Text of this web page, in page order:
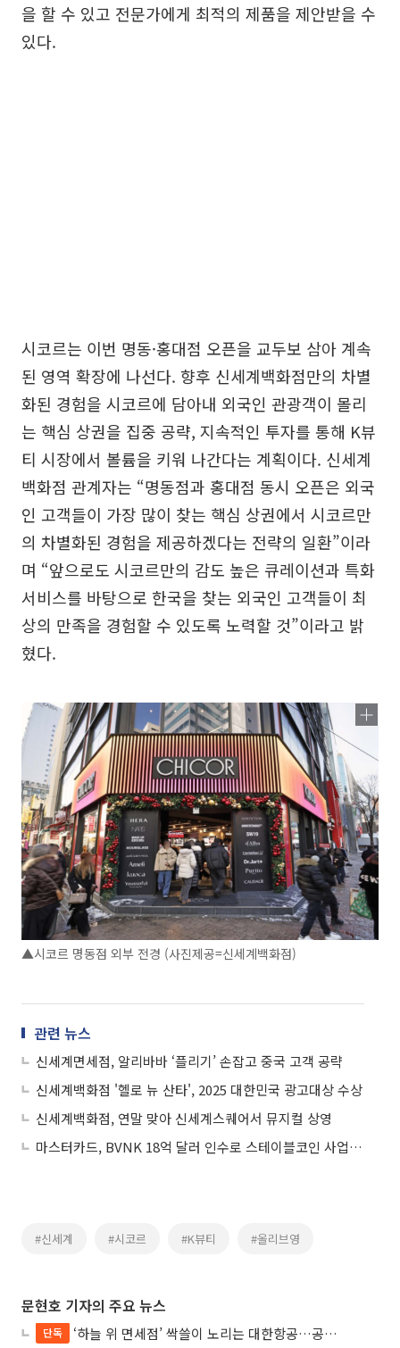
을 할 수 있고 전문가에게 최적의 제품을 제안받을 수
있다.
시코르는 이번 명동·홍대점 오픈을 교두보 삼아 계속
된 영역 확장에 나선다. 향후 신세계백화점만의 차별
화된 경험을 시코르에 담아내 외국인 관광객이 몰리
는 핵심 상권을 집중 공략, 지속적인 투자를 통해 K뷰
티 시장에서 볼륨을 키워 나간다는 계획이다. 신세계
백화점 관계자는 “명동점과 홍대점 동시 오픈은 외국
인 고객들이 가장 많이 찾는 핵심 상권에서 시코르만
의 차별화된 경험을 제공하겠다는 전략의 일환”이라
며 “앞으로도 시코르만의 감도 높은 큐레이션과 특화
서비스를 바탕으로 한국을 찾는 외국인 고객들이 최
상의 만족을 경험할 수 있도록 노력할 것”이라고 밝
혔다.
▲시코르 명동점 외부 전경 (사진제공=신세계백화점)
관련 뉴스
신세계면세점, 알리바바 ‘플리기’ 손잡고 중국 고객 공략
신세계백화점 '헬로 뉴 산타', 2025 대한민국 광고대상 수상
신세계백화점, 연말 맞아 신세계스퀘어서 뮤지컬 상영
마스터카드, BVNK 18억 달러 인수로 스테이블코인 사업 본격 확장
#신세계 #시코르 #K뷰티 #올리브영
문현호 기자의 주요 뉴스
단독
‘하늘 위 면세점’ 싹쓸이 노리는 대한항공…공정위 “독과점 여부 따진다”